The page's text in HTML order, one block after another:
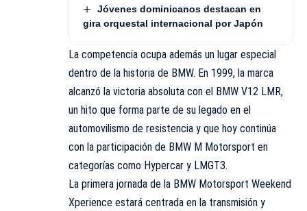
Jóvenes dominicanos destacan en
gira orquestal internacional por Japón
La competencia ocupa además un lugar especial
dentro de la historia de BMW. En 1999, la marca
alcanzó la victoria absoluta con el BMW V12 LMR,
un hito que forma parte de su legado en el
automovilismo de resistencia y que hoy continúa
con la participación de BMW M Motorsport en
categorías como Hypercar y LMGT3.
La primera jornada de la BMW Motorsport Weekend
Xperience estará centrada en la transmisión y